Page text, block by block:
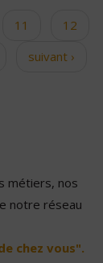
11
12
suivant ›
métiers, nos
notre réseau
chez vous".